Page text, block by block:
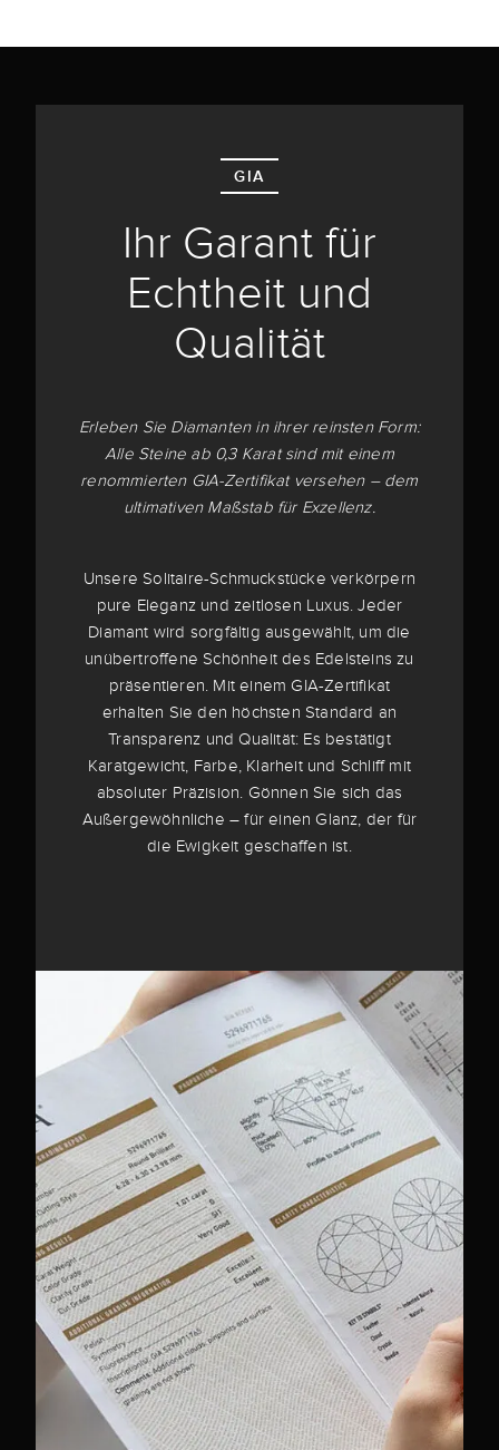
GIA
Ihr Garant für
Echtheit und
Qualität
Erleben Sie Diamanten in ihrer reinsten Form:
Alle Steine ab 0,3 Karat sind mit einem
renommierten GIA-Zertifikat versehen – dem
ultimativen Maßstab für Exzellenz.
Unsere Solitaire-Schmuckstücke verkörpern
pure Eleganz und zeitlosen Luxus. Jeder
Diamant wird sorgfältig ausgewählt, um die
unübertroffene Schönheit des Edelsteins zu
präsentieren. Mit einem GIA-Zertifikat
erhalten Sie den höchsten Standard an
Transparenz und Qualität: Es bestätigt
Karatgewicht, Farbe, Klarheit und Schliff mit
absoluter Präzision. Gönnen Sie sich das
Außergewöhnliche – für einen Glanz, der für
die Ewigkeit geschaffen ist.